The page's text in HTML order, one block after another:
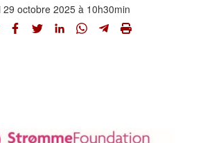
octobre 2025 à 10h30min